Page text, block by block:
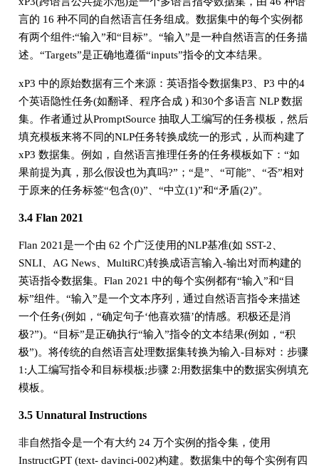
言的 16 种不同的自然语言任务组成。数据集中的每个实例都
有两个组件:“输入”和“目标”。“输入”是一种自然语言的任务描
述。“Targets”是正确地遵循“inputs”指令的文本结果。
xP3 中的原始数据有三个来源：英语指令数据集P3、P3 中的4
个英语隐性任务(如翻译、程序合成 ) 和30个多语言 NLP 数据
集。作者通过从PromptSource 抽取人工编写的任务模板，然后
填充模板来将不同的NLP任务转换成统一的形式，从而构建了
xP3 数据集。例如，自然语言推理任务的任务模板如下：“如
果前提为真，那么假设也为真吗?”；“是”、“可能”、“否”相对
于原来的任务标签“包含(0)”、“中立(1)”和“矛盾(2)”。
3.4 Flan 2021
Flan 2021是一个由 62 个广泛使用的NLP基准(如 SST-2、
SNLI、AG News、MultiRC)转换成语言输入-输出对而构建的
英语指令数据集。Flan 2021 中的每个实例都有“输入”和“目
标”组件。“输入”是一个文本序列，通过自然语言指令来描述
一个任务(例如，“确定句子‘他喜欢猫’的情感。积极还是消
极?”)。“目标”是正确执行“输入”指令的文本结果(例如，“积
极”)。将传统的自然语言处理数据集转换为输入-目标对：步骤
1:人工编写指令和目标模板;步骤 2:用数据集中的数据实例填充
模板。
3.5 Unnatural Instructions
非自然指令是一个有大约 24 万个实例的指令集，使用
InstructGPT (text- davinci-002)构建。数据集中的每个实例有四